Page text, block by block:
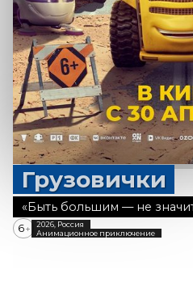
Грузовички
«Быть большим — не
6+
2026, Россия
Анимационное приключение